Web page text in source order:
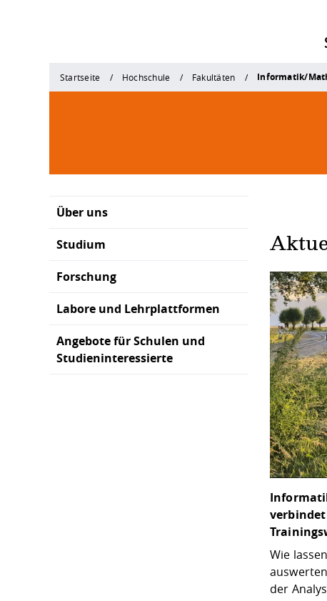
Startseite Hochschule Fakultäten Informatik/
Über uns
Studium
Forschung
Labore und Lehrplattformen
Angebote für Schulen und
Studieninteressierte
Wie
der